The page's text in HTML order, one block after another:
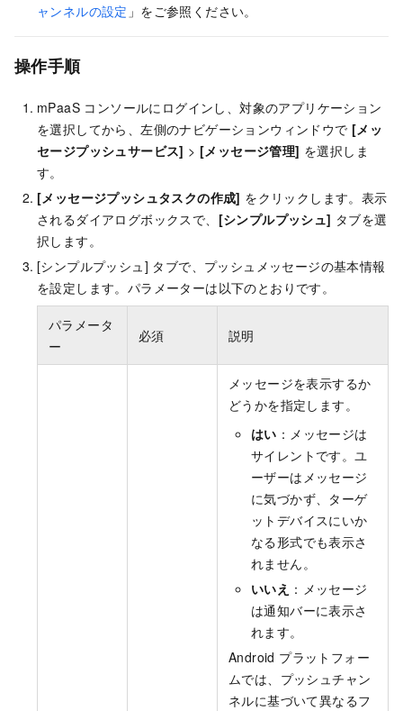
ャンネルの設定 」をご参照ください。
操作手順
mPaaS コンソールにログインし、対象のアプリケーション
を選択してから、左側のナビゲーションウィンドウで [メッ
セージプッシュサービス] > [メッセージ管理] を選択しま
す。
[メッセージプッシュタスクの作成] をクリックします。表示
されるダイアログボックスで、 [シンプルプッシュ] タブを選
択します。
[シンプルプッシュ] タブで、プッシュメッセージの基本情報
を設定します。パラメーターは以下のとおりです。
パラメータ
ー
必須 説明
メッセージを表示するか
どうかを指定します。
はい ：メッセージは
サイレントです。ユ
ーザーはメッセージ
に気づかず、ターゲ
ットデバイスにいか
なる形式でも表示さ
れません。
いいえ ：メッセージ
は通知バーに表示さ
れます。
Android プラットフォー
ムでは、プッシュチャン
ネルに基づいて異なるフ